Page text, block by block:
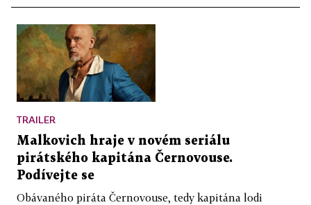
TRAILER
Malkovich hraje v novém seriálu
pirátského kapitána Černovouse.
Podívejte se
Obávaného piráta Černovouse, tedy kapitána lodi